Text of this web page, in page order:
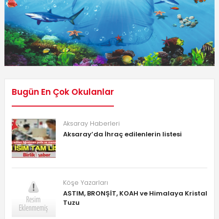
Bugün En Çok Okulanlar
Aksaray Haberleri
Aksaray’da İhraç edilenlerin listesi
Köşe Yazarları
ASTIM, BRONŞİT, KOAH ve Himalaya Kristal
Tuzu